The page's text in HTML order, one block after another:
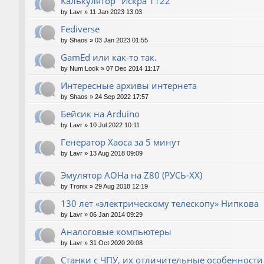
by Lavr » 11 Jan 2023 13:03
Fediverse
by Shaos » 03 Jan 2023 01:55
GamEd или как-то так.
by Num Lock » 07 Dec 2014 11:17
Интересные архивы интернета
by Shaos » 24 Sep 2022 17:57
Бейсик на Arduino
by Lavr » 10 Jul 2022 10:11
Генератор Хаоса за 5 минут
by Lavr » 13 Aug 2018 09:09
Эмулятор АОНа на Z80 (РУСЬ-XX)
by Tronix » 29 Aug 2018 12:19
130 лет «электрическому телескопу» Нипкова
by Lavr » 06 Jan 2014 09:29
Аналоговые компьютеры
by Lavr » 31 Oct 2020 20:08
Станки с ЧПУ, их отличительные особенности